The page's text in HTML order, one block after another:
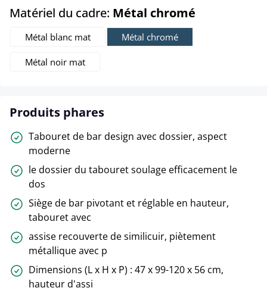
Matériel du cadre: Métal chromé
Métal blanc mat Métal chromé
Métal noir mat
Produits phares
Tabouret de bar design avec dossier, aspect
moderne
le dossier du tabouret soulage efficacement le
dos
Siège de bar pivotant et réglable en hauteur,
tabouret avec
assise recouverte de similicuir, piètement
métallique avec p
Dimensions (L x H x P) : 47 x 99-120 x 56 cm,
hauteur d'assi